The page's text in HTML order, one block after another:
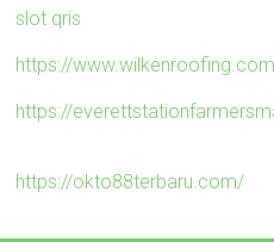
slot qris
https://
https://
https://okto88terbaru.com/